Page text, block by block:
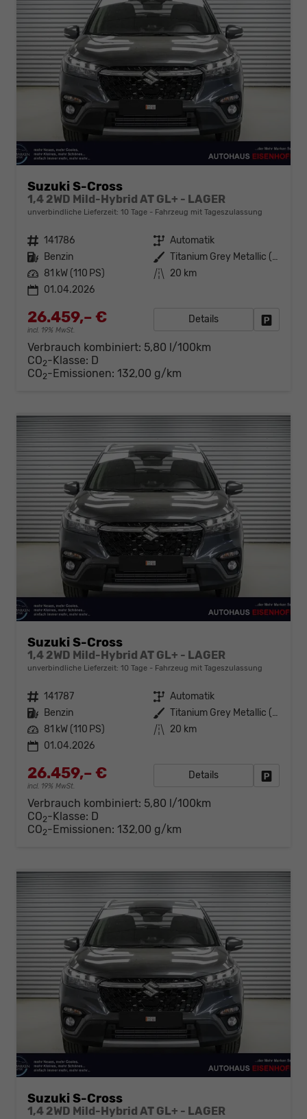
Suzuki S-Cross
1,4 2WD Mild-Hybrid AT GL+ - LAGER
unverbindliche Lieferzeit: 10 Tage Fahrzeug mit Tageszulassung
Fahrzeugnr. 141786 Getriebe Automatik
Kraftstoff Benzin Außenfarbe
Titanium Grey Metallic (ZZZ)
Leistung 81 kW (110 PS) Kilometerstand 20 km
01.04.2026
26.459,– €
incl. 19% MwSt.
Details
Verbrauch kombiniert: 5,80 l/100km
CO2-Klasse: D
CO2-Emissionen: 132,00 g/km
Suzuki S-Cross
1,4 2WD Mild-Hybrid AT GL+ - LAGER
unverbindliche Lieferzeit: 10 Tage Fahrzeug mit Tageszulassung
Fahrzeugnr. 141787 Getriebe Automatik
Kraftstoff Benzin Außenfarbe
Titanium Grey Metallic (ZZZ)
Leistung 81 kW (110 PS) Kilometerstand 20 km
01.04.2026
26.459,– €
incl. 19% MwSt.
Details
Verbrauch kombiniert: 5,80 l/100km
CO2-Klasse: D
CO2-Emissionen: 132,00 g/km
Suzuki S-Cross
1,4 2WD Mild-Hybrid AT GL+ - LAGER